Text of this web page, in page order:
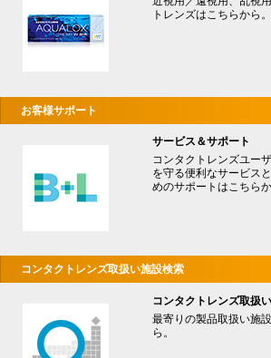
トレンズはこちらから。
お客様サポート
サービス＆サポート
コンタクトレンズユー
を守る便利なサービス
めのサポートはこちらか
コンタクトレンズ取扱い施設検索
コンタクトレンズ取扱
最寄りの製品取扱い施
ら。